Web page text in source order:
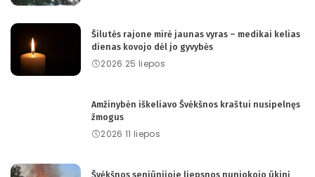
Šilutės rajone mirė jaunas vyras – medikai kelias
dienas kovojo dėl jo gyvybės
2026 25 liepos
Amžinybėn iškeliavo Švėkšnos kraštui nusipelnęs
žmogus
2026 11 liepos
Švėkšnos seniūnijoje liepsnos nuniokojo ūkinį